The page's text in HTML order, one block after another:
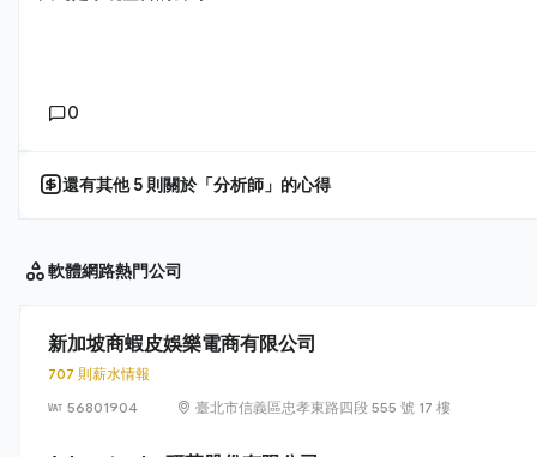
0
還有其他5 則關於「分析師 」的心得
軟體網路熱門公司
新加坡商蝦皮娛樂電商有限公司
707 則薪水情報
56801904
臺北市信義區忠孝東路四段 555 號 17 樓